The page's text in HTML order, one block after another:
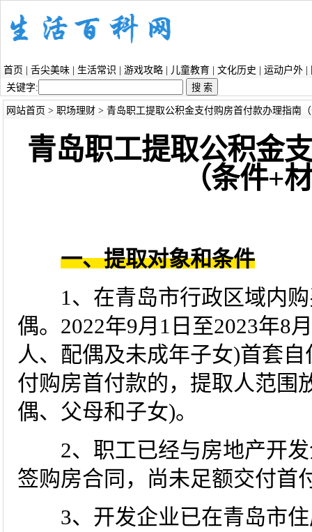
首页 舌尖美味 生活常识 游戏攻略 儿童教育 文化历史 运动户外
关键字:
网站首页 > 职场理财> 青岛职工提取公积金支付购房首付款办理指南
青岛职工提取公积金
（条件+
一、提取对象和条件
1、在青岛市行政区域内购
偶。2022年9月1日至2023年8
人、配偶及未成年子女)首套
付购房首付款的，提取人范围
偶、父母和子女)。
2、职工已经与房地产开发
签购房合同，尚未足额交付首
3、开发企业已在青岛市住